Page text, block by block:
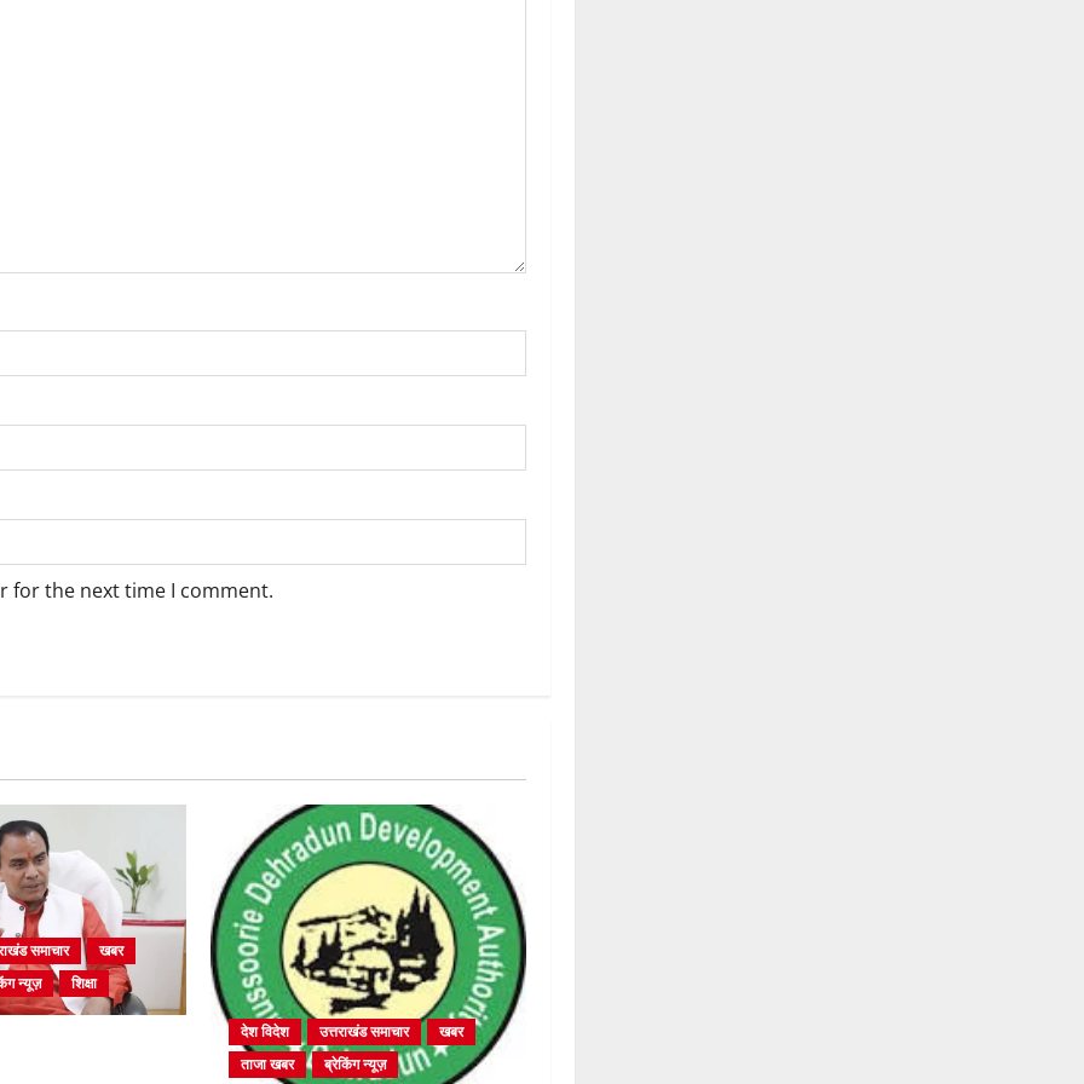
for the next time I comment.
समाचार
खबर
न्यूज़ शिक्षा
देश विदेश उत्तराखंड समाचार
खबर
ताजा खबर
ब्रेकिंग न्यूज़